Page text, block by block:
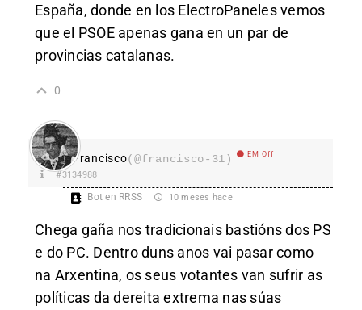
España, donde en los ElectroPaneles vemos
que el PSOE apenas gana en un par de
provincias catalanas.
0
Francisco(@francisco-31) EM Off
#3134988
Bot en RRSS 10 meses hace
Chega gaña nos tradicionais bastións dos PS
e do PC. Dentro duns anos vai pasar como
na Arxentina, os seus votantes van sufrir as
políticas da dereita extrema nas súas